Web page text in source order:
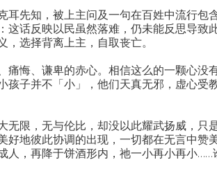
耳先知，被上主问及一句在百姓中流行包
这话反映以民虽然落难，仍未能反思导致
选择背离上主，自取丧亡。
痛悔、谦卑的赤心。相信这么的一颗心没
孩子并不「小」，他们天真无邪，虚心受
无限，无与伦比，却没以此耀武扬威，只
好地彼此协调的出现，一切都在无言中赞
人，再降于饼酒形内，祂一小再小再小……